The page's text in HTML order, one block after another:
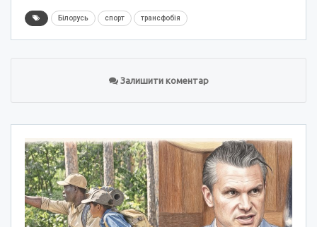
Білорусь спорт трансфобія
Залишити коментар